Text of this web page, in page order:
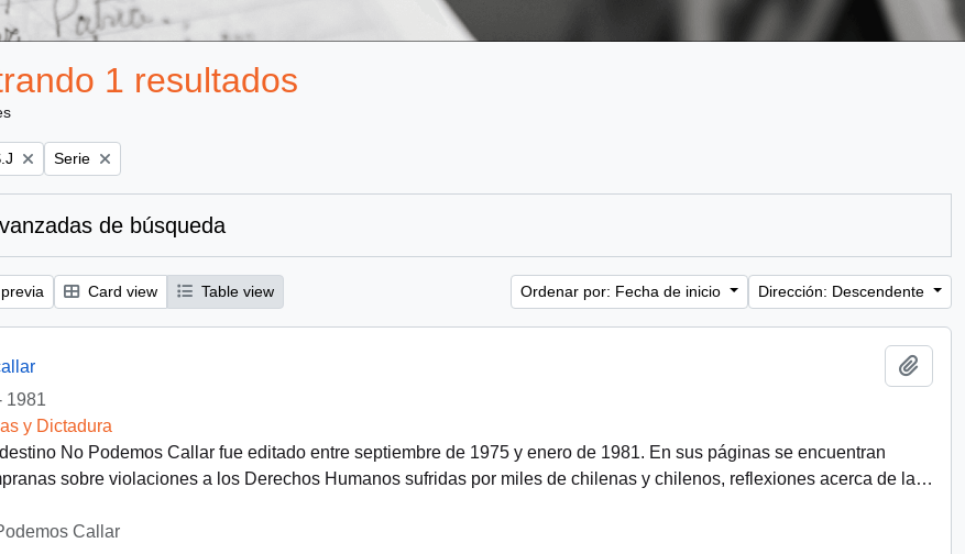
1 resultados
Remove filter:
Serie
de búsqueda
Card view Table view Ordenar por: Fecha de inicio Dirección: Descendente
1981
y Dictadura
No Podemos Callar fue editado entre septiembre de 1975 y enero de 1981. En sus páginas se encuentran
sobre violaciones a los Derechos Humanos sufridas por miles de chilenas y chilenos, reflexiones acerca de la…
Callar